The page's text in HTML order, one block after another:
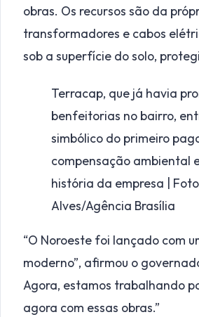
obras. Os recursos são da
transformadores e cabos
sob a superfície do solo,
Terracap, que já havia
benfeitorias no bairro,
simbólico do primeiro
compensação ambiental
história da empresa |
Alves/Agência Brasília
“O Noroeste foi lançado com
moderno”, afirmou o
Agora, estamos trabalhando
agora com essas obras.”